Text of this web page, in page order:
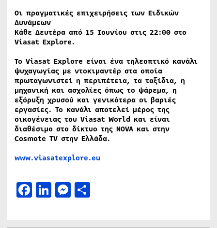
Οι πραγματικές επιχειρήσεις των Ειδικών
Δυνάμεων
Κάθε Δευτέρα από 15 Ιουνίου στις 22:00 στο
Viasat Explore.
Το Viasat Explore είναι ένα τηλεοπτικό κανάλι
ψυχαγωγίας με ντοκιμαντέρ στα οποία
πρωταγωνιστεί η περιπέτεια, τα ταξίδια, η
μηχανική και ασχολίες όπως το ψάρεμα, η
εξόρυξη χρυσού και γενικότερα οι βαριές
εργασίες. Το κανάλι αποτελεί μέρος της
οικογένειας του Viasat World και είναι
διαθέσιμο στο δίκτυο της NOVA και στην
Cosmote TV στην Ελλάδα.
www.viasatexplore.eu
Facebook
LinkedIn
Messenger